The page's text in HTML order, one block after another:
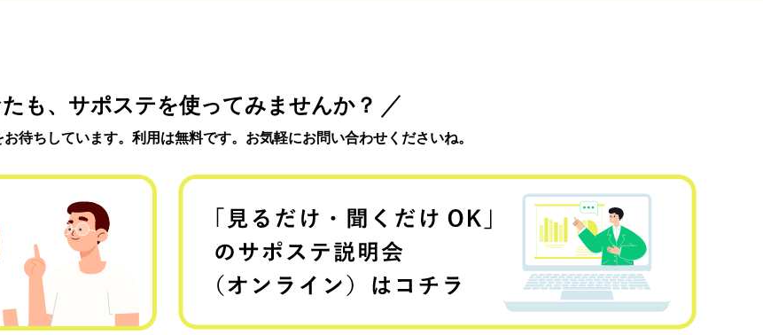
も、サポステを使ってみませんか？
待ちしています。利用は無料です。お気軽にお問い合わせくださいね。